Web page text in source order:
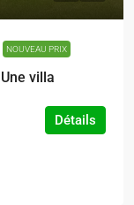
NOUVEAU PRIX
villa
Détails